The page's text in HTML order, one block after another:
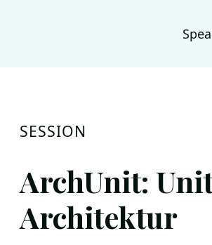
SESSION
ArchUnit:
Architektur